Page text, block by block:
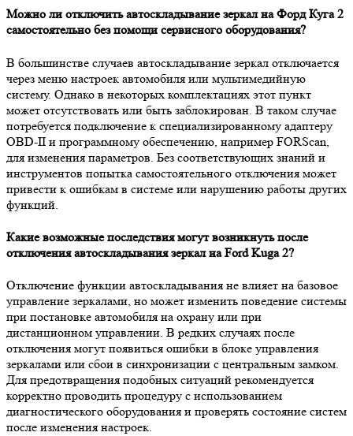
Можно ли отключить автоскладывание зеркал на Форд Куга 2
самостоятельно без помощи сервисного оборудования?
В большинстве случаев автоскладывание зеркал отключается
через меню настроек автомобиля или мультимедийную
систему. Однако в некоторых комплектациях этот пункт
может отсутствовать или быть заблокирован. В таком случае
потребуется подключение к специализированному адаптеру
OBD-II и программному обеспечению, например FORScan,
для изменения параметров. Без соответствующих знаний и
инструментов попытка самостоятельного отключения может
привести к ошибкам в системе или нарушению работы других
функций.
Какие возможные последствия могут возникнуть после
отключения автоскладывания зеркал на Ford Kuga 2?
Отключение функции автоскладывания не влияет на базовое
управление зеркалами, но может изменить поведение системы
при постановке автомобиля на охрану или при
дистанционном управлении. В редких случаях после
отключения могут появиться ошибки в блоке управления
зеркалами или сбои в синхронизации с центральным замком.
Для предотвращения подобных ситуаций рекомендуется
корректно проводить процедуру с использованием
диагностического оборудования и проверять состояние систем
после изменения настроек.